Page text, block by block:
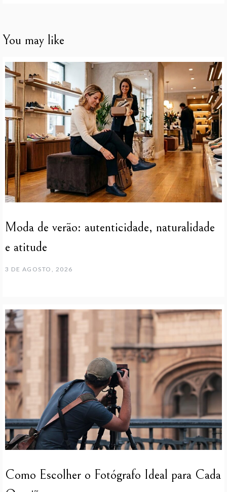
You may like
Moda de verão: autenticidade, naturalidade
e atitude
3 DE AGOSTO, 2026
Como Escolher o Fotógrafo Ideal para Cada